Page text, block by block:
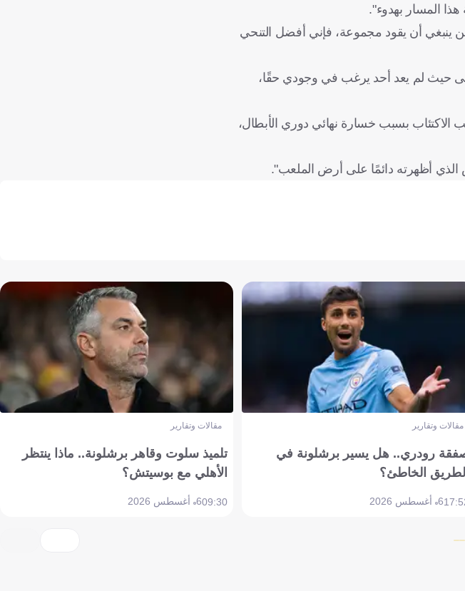
المسار بهدوء".
من ينبغي أن يقود مجموعة، فإني أفضل التنحي
حيث لم يعد أحد يرغب في وجودي حقًا،
الاكتئاب بسبب خسارة نهائي دوري الأبطال،
أظهرته دائمًا على أرض الملعب".
مقالات وتقارير
رودري.. هل يسير برشلونة في
الطريق الخاطئ؟
6 أغسطس 2026
مقالات وتقارير
تلميذ سلوت وقاهر برشلونة.. ماذا ينتظر
الأهلي مع بوسيتش؟
09:306 أغسطس 2026